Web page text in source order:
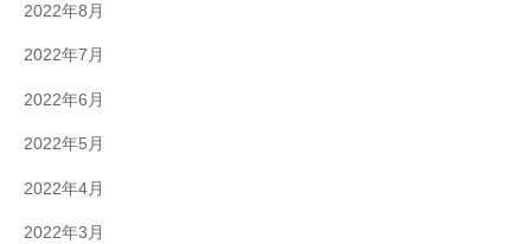
2022年8月
2022年7月
2022年6月
2022年5月
2022年4月
2022年3月